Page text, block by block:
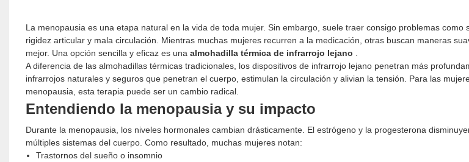
La menopausia es una etapa natural en la vida de toda mujer. Sin embargo, suele traer consigo problemas como
rigidez articular y mala circulación. Mientras muchas mujeres recurren a la medicación, otras buscan maneras
mejor. Una opción sencilla y eficaz es una almohadilla térmica de infrarrojo lejano
A diferencia de las almohadillas térmicas tradicionales, los dispositivos de infrarrojo lejano penetran más
infrarrojos naturales y seguros que penetran el cuerpo, estimulan la circulación y alivian la tensión. Para las
menopausia, esta terapia puede ser un cambio radical.
Entendiendo la menopausia y su impacto
Durante la menopausia, los niveles hormonales cambian drásticamente. El estrógeno y la progesterona
múltiples sistemas del cuerpo. Como resultado, muchas mujeres notan:
Trastornos del sueño o insomnio